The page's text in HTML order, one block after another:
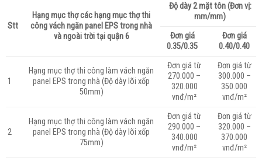
Stt
Hạng mục thợ các hạng mục thợ thi
công vách ngăn panel EPS trong nhà
và ngoài trời tại quận 6
Độ dày 2 mặt tôn (Đơn vị:
mm/mm)
Đơn giá
0.35/0.35
Đơn giá
0.40/0.40
1
Hạng mục thợ thi công làm vách ngăn
panel EPS trong nhà (Độ dày lõi xốp
50mm)
Đơn giá từ
270.000 –
320.000
vnđ/m²
Đơn giá từ
300.000 –
350.000
vnđ/m²
2
Hạng mục thợ thi công làm vách ngăn
panel EPS trong nhà (Độ dày lõi xốp
75mm)
Đơn giá từ
290.000 –
340.000
vnđ/m²
Đơn giá từ
320.000 –
370.000
vnđ/m²